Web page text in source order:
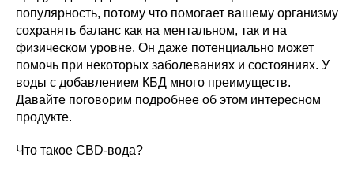
популярность, потому что помогает вашему организму
сохранять баланс как на ментальном, так и на
физическом уровне. Он даже потенциально может
помочь при некоторых заболеваниях и состояниях. У
воды с добавлением КБД много преимуществ.
Давайте поговорим подробнее об этом интересном
продукте.
Что такое CBD-вода?